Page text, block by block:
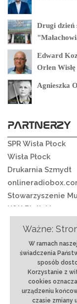
Drugi dzień
Edward
Orlen Wisłę
Agnieszka
PARTNERZY
SPR Wisła Płock
Wisła Płock
Drukarnia Szmydt
Stowarzyszenie
K&K Bielickie
Ważne:
W ramach
świadczenia
sposób
Korzystanie z
cookies
urządzeniu
czasie zmiany
O nas|
© 2018